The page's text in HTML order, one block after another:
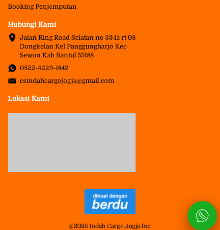
Booking Penjemputan
Hubungi Kami
Jalan Ring Road Selatan no 334a rt 08
Dongkelan Kel Panggungharjo Kec
Sewon Kab Bantul 55188
0822-4229-1842
csindahcargojogja@gmail.com
Lokasi Kami
@2026Indah Cargo Jogja Inc.